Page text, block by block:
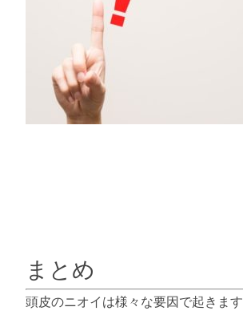
まとめ
頭皮のニオイは様々な要因で起きます